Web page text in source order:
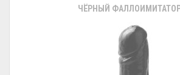
ЧЁРНЫЙ